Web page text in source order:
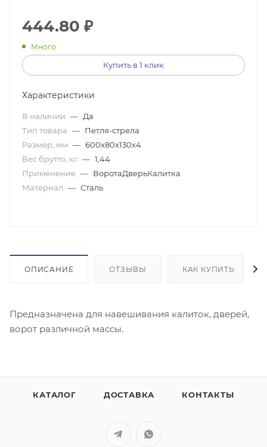
444.80 ₽
Много
Купить в 1 клик
Характеристики
В наличии — Да
Тип товара — Петля-стрела
Размер, мм — 600х80х130х4
Вес брутто, кг — 1,44
Применение — ВоротаДверьКалитка
Материал — Сталь
ОПИСАНИЕ ОТЗЫВЫ КАК КУПИТЬ
Предназначена для навешивания калиток, дверей,
ворот различной массы.
КАТАЛОГ ДОСТАВКА КОНТАКТЫ